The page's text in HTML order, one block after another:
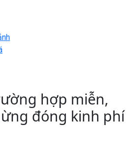
hợp miễn,
đóng kinh phí